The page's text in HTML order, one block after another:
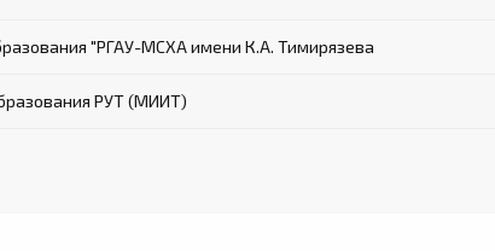
"РГАУ-МСХА имени К.А. Тимирязева
РУТ (МИИТ)